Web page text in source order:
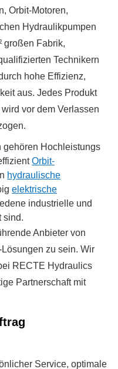
Orbit-Motoren,
Hydraulikpumpen
großen Fabrik,
Technikern
hohe Effizienz,
aus. Jedes Produkt
vor dem Verlassen
gehören Hochleistungs
Orbit-
hydraulische
elektrische
industrielle und
sind.
Anbieter von
zu sein. Wir
RECTE Hydraulics
Partnerschaft mit
Service, optimale